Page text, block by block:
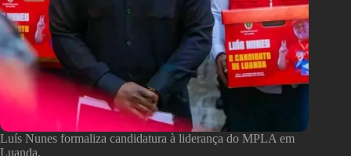
Luís Nunes formaliza candidatura à liderança do MPLA em
Luanda.